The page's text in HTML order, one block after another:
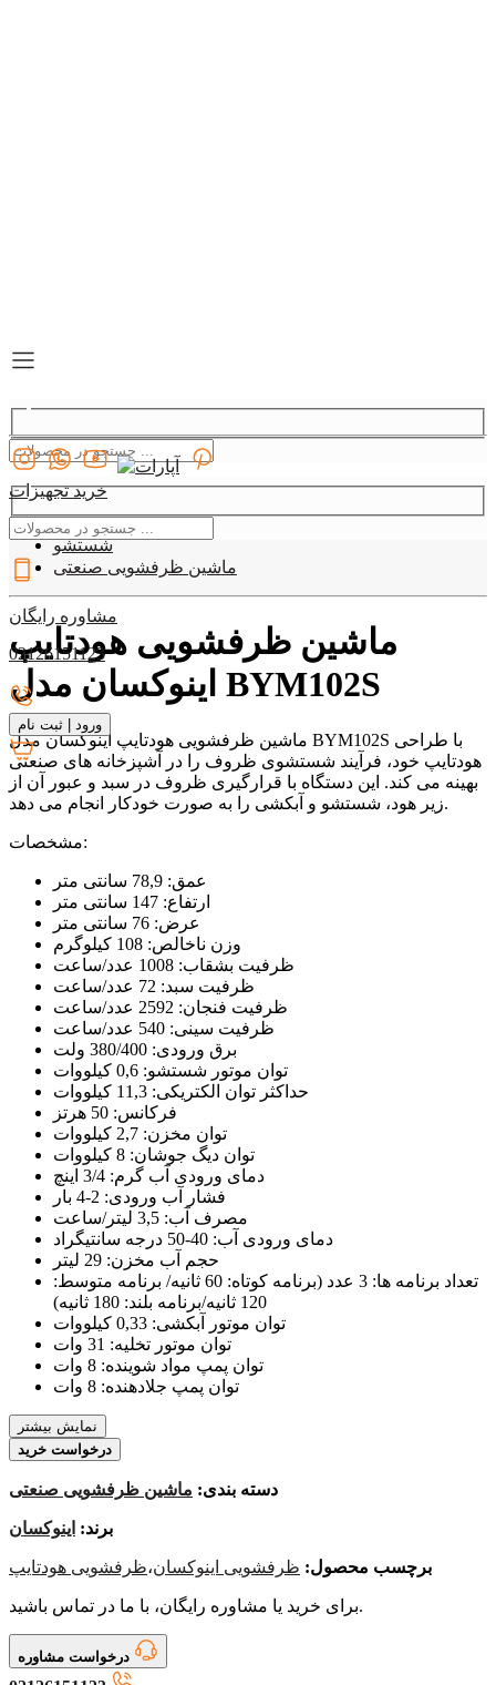
خرید تجهیزات
09127907330
مشاوره رایگان
02126151123
ورود | ثبت نام
دسته بندی
شستشو
ماشین ظرفشویی صنعتی
ماشین ظرفشویی هودتایپ
اینوکسان مدل BYM102S
ماشین ظرفشویی هودتایپ اینوکسان مدل BYM102S با طراحی
هودتایپ خود، فرآیند شستشوی ظروف را در آشپزخانه های صنعتی
بهینه می کند. این دستگاه با قرارگیری ظروف در سبد و عبور آن از
زیر هود، شستشو و آبکشی را به صورت خودکار انجام می دهد.
مشخصات:
عمق: 78,9 سانتی متر
ارتفاع: 147 سانتی متر
عرض: 76 سانتی متر
وزن ناخالص: 108 کیلوگرم
ظرفیت بشقاب: 1008 عدد/ساعت
ظرفیت سبد: 72 عدد/ساعت
ظرفیت فنجان: 2592 عدد/ساعت
ظرفیت سینی: 540 عدد/ساعت
برق ورودی: 380/400 ولت
توان موتور شستشو: 0,6 کیلووات
حداکثر توان الکتریکی: 11,3 کیلووات
فرکانس: 50 هرتز
توان مخزن: 2,7 کیلووات
توان دیگ جوشان: 8 کیلووات
دمای ورودی آب گرم: 3/4 اینچ
فشار آب ورودی: 2-4 بار
مصرف آب: 3,5 لیتر/ساعت
دمای ورودی آب: 40-50 درجه سانتیگراد
حجم آب مخزن: 29 لیتر
تعداد برنامه ها: 3 عدد (برنامه کوتاه: 60 ثانیه/ برنامه متوسط:
120 ثانیه/برنامه بلند: 180 ثانیه)
توان موتور آبکشی: 0,33 کیلووات
توان موتور تخلیه: 31 وات
توان پمپ مواد شوینده: 8 وات
توان پمپ جلادهنده: 8 وات
نمایش بیشتر
درخواست خرید
دسته بندی: ماشین ظرفشویی صنعتی
برند: اینوکسان
برچسب محصول: ظرفشویی اینوکسان،ظرفشویی هودتایپ
برای خرید یا مشاوره رایگان، با ما در تماس باشید.
درخواست مشاوره